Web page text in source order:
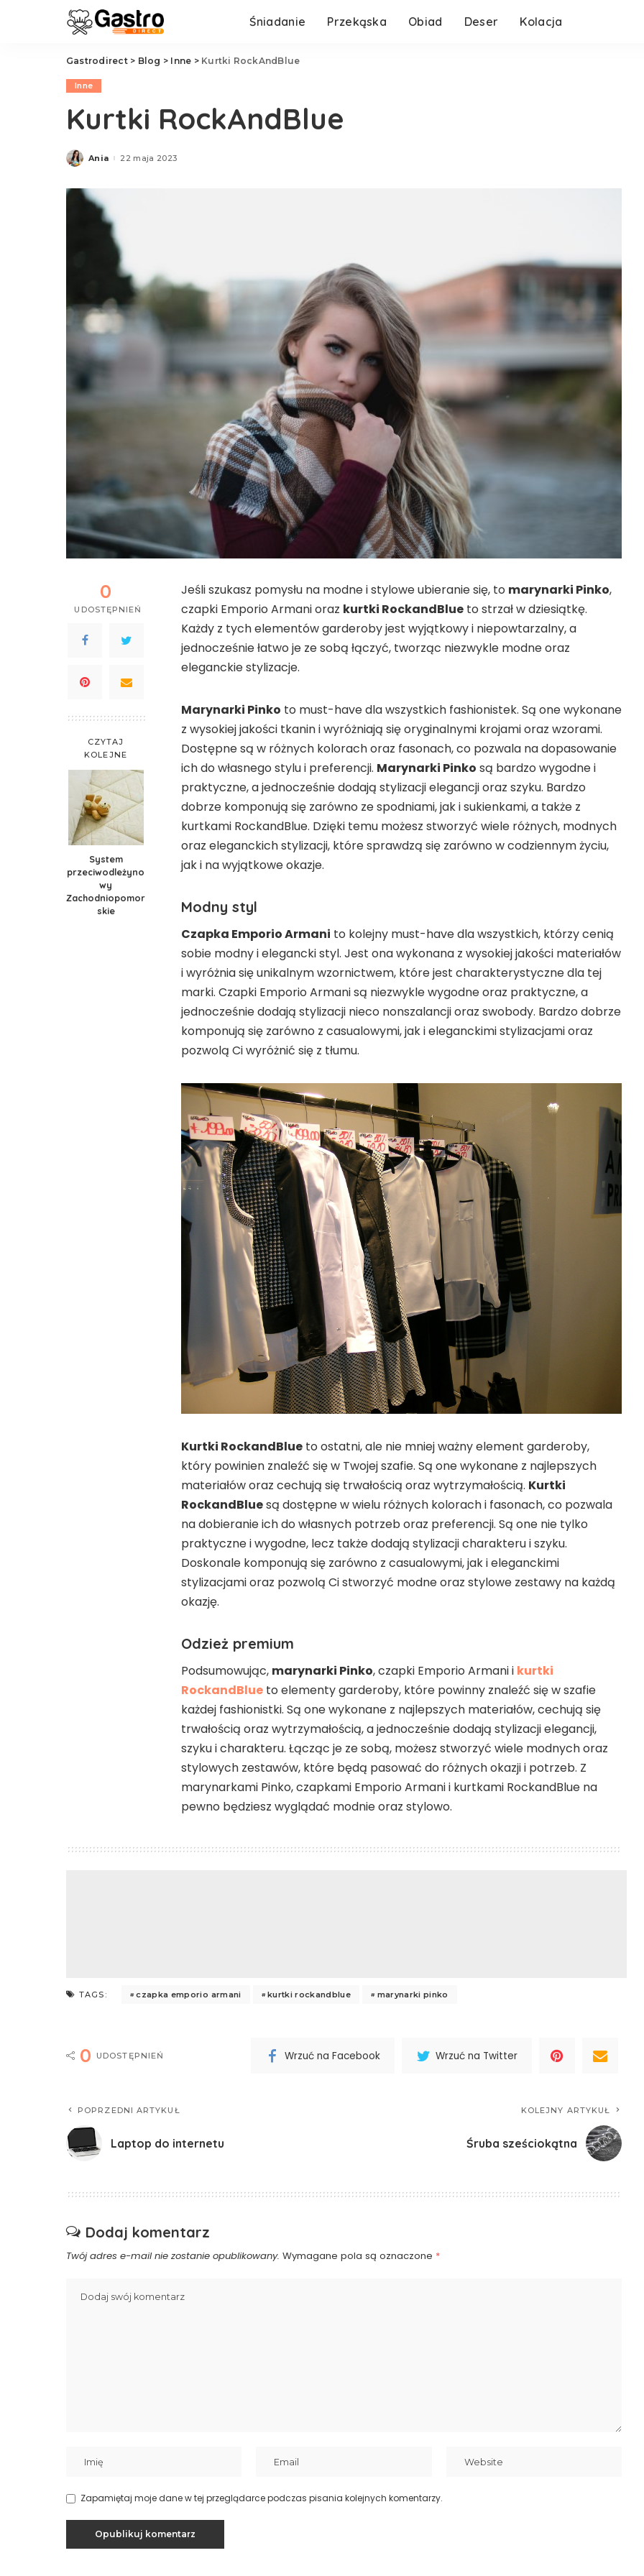
Śniadanie Przekąska Obiad Deser Kolacja
Gastrodirect> Blog > Inne > Kurtki RockAndBlue
Inne
Kurtki RockAndBlue
Posted
Ania 22 maja 2023
0
UDOSTĘPNIEŃ
CZYTAJ
KOLEJNE
System
przeciwodleżyno
wy
Zachodniopomor
skie
Jeśli szukasz pomysłu na modne i stylowe ubieranie się, to marynarki Pinko,
czapki Emporio Armani oraz kurtki RockandBlue to strzał w dziesiątkę.
Każdy z tych elementów garderoby jest wyjątkowy i niepowtarzalny, a
jednocześnie łatwo je ze sobą łączyć, tworząc niezwykle modne oraz
eleganckie stylizacje.
Marynarki Pinko to must-have dla wszystkich fashionistek. Są one wykonane
z wysokiej jakości tkanin i wyróżniają się oryginalnymi krojami oraz wzorami.
Dostępne są w różnych kolorach oraz fasonach, co pozwala na dopasowanie
ich do własnego stylu i preferencji. Marynarki Pinko są bardzo wygodne i
praktyczne, a jednocześnie dodają stylizacji elegancji oraz szyku. Bardzo
dobrze komponują się zarówno ze spodniami, jak i sukienkami, a także z
kurtkami RockandBlue. Dzięki temu możesz stworzyć wiele różnych, modnych
oraz eleganckich stylizacji, które sprawdzą się zarówno w codziennym życiu,
jak i na wyjątkowe okazje.
Modny styl
Czapka Emporio Armani to kolejny must-have dla wszystkich, którzy cenią
sobie modny i elegancki styl. Jest ona wykonana z wysokiej jakości materiałów
i wyróżnia się unikalnym wzornictwem, które jest charakterystyczne dla tej
marki. Czapki Emporio Armani są niezwykle wygodne oraz praktyczne, a
jednocześnie dodają stylizacji nieco nonszalancji oraz swobody. Bardzo dobrze
komponują się zarówno z casualowymi, jak i eleganckimi stylizacjami oraz
pozwolą Ci wyróżnić się z tłumu.
Kurtki RockandBlue to ostatni, ale nie mniej ważny element garderoby,
który powinien znaleźć się w Twojej szafie. Są one wykonane z najlepszych
materiałów oraz cechują się trwałością oraz wytrzymałością. Kurtki
RockandBluesą dostępne w wielu różnych kolorach i fasonach, co pozwala
na dobieranie ich do własnych potrzeb oraz preferencji. Są one nie tylko
praktyczne i wygodne, lecz także dodają stylizacji charakteru i szyku.
Doskonale komponują się zarówno z casualowymi, jak i eleganckimi
stylizacjami oraz pozwolą Ci stworzyć modne oraz stylowe zestawy na każdą
okazję.
Odzież premium
Podsumowując, marynarki Pinko, czapki Emporio Armani i kurtki
RockandBlue to elementy garderoby, które powinny znaleźć się w szafie
każdej fashionistki. Są one wykonane z najlepszych materiałów, cechują się
trwałością oraz wytrzymałością, a jednocześnie dodają stylizacji elegancji,
szyku i charakteru. Łącząc je ze sobą, możesz stworzyć wiele modnych oraz
stylowych zestawów, które będą pasować do różnych okazji i potrzeb. Z
marynarkami Pinko, czapkami Emporio Armani i kurtkami RockandBlue na
pewno będziesz wyglądać modnie oraz stylowo.
TAGS: czapka emporio armani kurtki rockandblue marynarki pinko
0 UDOSTĘPNIEŃ Wrzuć na Facebook Wrzuć na Twitter
POPRZEDNI ARTYKUŁ
Laptop do internetu
KOLEJNY ARTYKUŁ
Śruba sześciokątna
Dodaj komentarz
Twój adres e-mail nie zostanie opublikowany. Wymagane pola są oznaczone *
Zapamiętaj moje dane w tej przeglądarce podczas pisania kolejnych komentarzy.